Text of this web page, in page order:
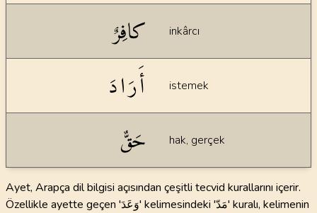
كافِرٌ inkârcı
أَرَادَ istemek
حَقٌّ hak, gerçek
Ayet, Arapça dil bilgisi açısından çeşitli tecvid kurallarını içerir.
Özellikle ayette geçen 'وَعَدَ' kelimesindeki 'مَدّ' kuralı, kelimenin